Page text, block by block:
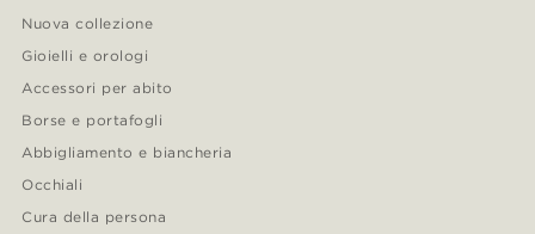
Nuova collezione
Gioielli e orologi
Accessori per abito
Borse e portafogli
Abbigliamento e biancheria
Occhiali
Cura della persona